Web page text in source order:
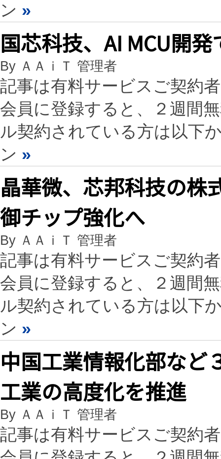
ン »
国芯科技、AI MCU開
By ＡＡｉＴ 管理者
記事は有料サービスご契約
会員に登録すると、２週間
ル契約されている方は以下
ン »
晶華微、芯邦科技の株
御チップ強化へ
By ＡＡｉＴ 管理者
記事は有料サービスご契約
会員に登録すると、２週間
ル契約されている方は以下
ン »
中国工業情報化部など
工業の高度化を推進
By ＡＡｉＴ 管理者
記事は有料サービスご契約